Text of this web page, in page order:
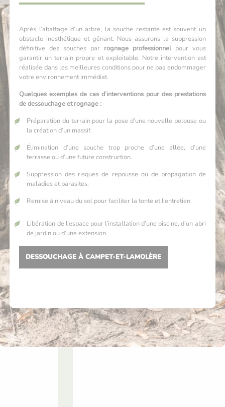
Après l’abattage d’un arbre, la souche restante est souvent un
obstacle inesthétique et gênant. Nous assurons la suppression
définitive des souches par rognage professionnelpour vous
garantir un terrain propre et exploitable. Notre intervention est
réalisée dans les meilleures conditions pour ne pas endommager
votre environnement immédiat.
Quelques exemples de cas d’interventions pour des prestations
de dessouchage et rognage :
Préparation du terrain pour la pose d’une nouvelle pelouse ou
la création d’un massif.
Élimination d’une souche trop proche d’une allée, d’une
terrasse ou d’une future construction.
Suppression des risques de repousse ou de propagation de
maladies et parasites.
Remise à niveau du sol pour faciliter la tonte et l’entretien.
Libération de l’espace pour l’installation d’une piscine, d’un abri
de jardin ou d’une extension.
DESSOUCHAGE À CAMPET-ET-LAMOLÈRE